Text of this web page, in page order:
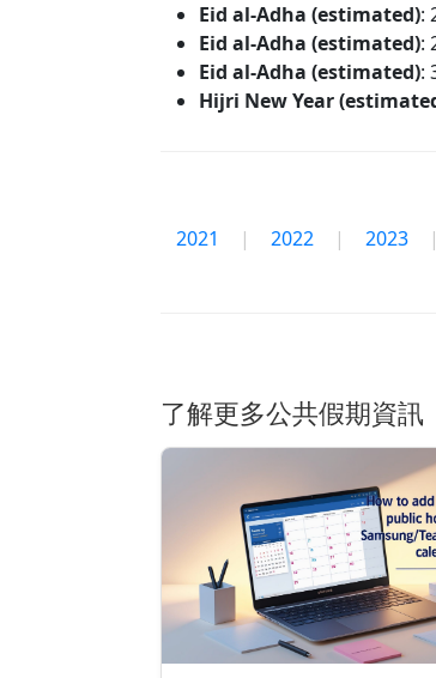
Eid al-Adha (estimated):
Eid al-Adha (estimated):
Eid al-Adha (estimated):
Hijri New Year
2021 | 2022 | 2023 |
了解更多公共假期資訊